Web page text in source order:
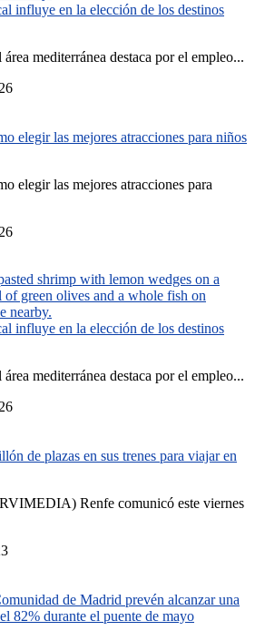
influye en la elección de los destinos
mediterránea destaca por el empleo...
elegir las mejores atracciones para niños
elegir las mejores atracciones para
influye en la elección de los destinos
mediterránea destaca por el empleo...
de plazas en sus trenes para viajar en
Renfe comunicó este viernes
de Madrid prevén alcanzar una
82% durante el puente de mayo